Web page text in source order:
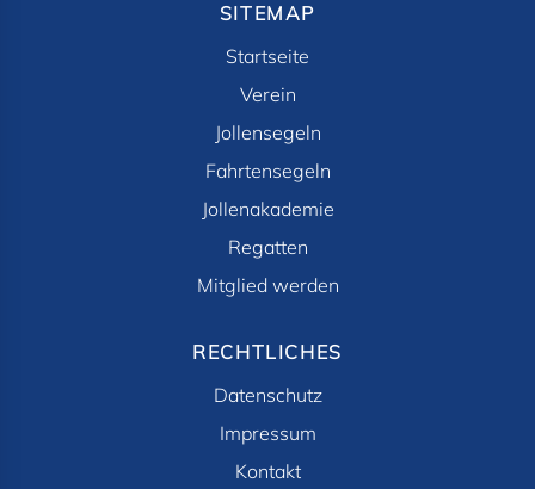
SITEMAP
Startseite
Verein
Jollensegeln
Fahrtensegeln
Jollenakademie
Regatten
Mitglied werden
RECHTLICHES
Datenschutz
Impressum
Kontakt